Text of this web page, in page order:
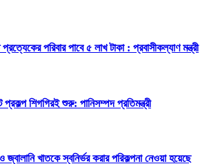
পরিবার পাবে ৫ লাখ টাকা : প্রবাসীকল্যাণ মন্ত্রী
প্রকল্প শিগগিরই শুরু: পানিসম্পদ প্রতিমন্ত্রী
জ্বালানি খাতকে স্বনির্ভর করার পরিকল্পনা নেওয়া হয়েছে